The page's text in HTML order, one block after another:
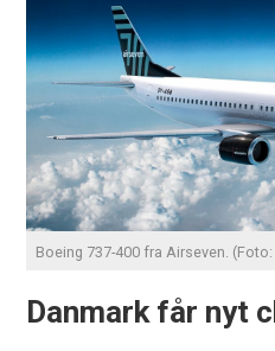
Boeing 737-400 fra Airseven. (Foto:
Danmark får nyt